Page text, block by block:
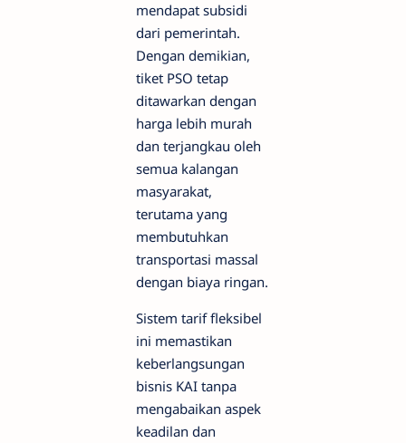
mendapat subsidi
dari pemerintah.
Dengan demikian,
tiket PSO tetap
ditawarkan dengan
harga lebih murah
dan terjangkau oleh
semua kalangan
masyarakat,
terutama yang
membutuhkan
transportasi massal
dengan biaya ringan.
Sistem tarif fleksibel
ini memastikan
keberlangsungan
bisnis KAI tanpa
mengabaikan aspek
keadilan dan